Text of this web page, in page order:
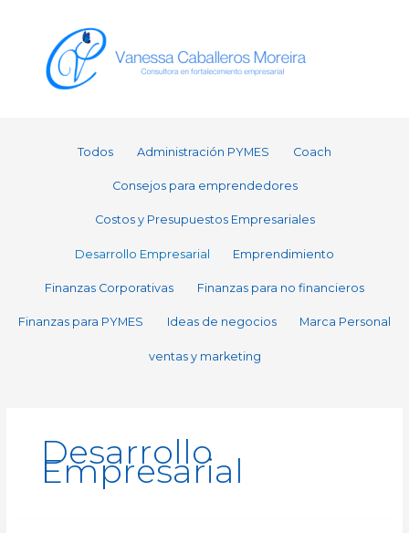
contenido
Todos Administración PYMES Coach
Consejos para emprendedores
Costos y Presupuestos Empresariales
Desarrollo Empresarial Emprendimiento
Finanzas Corporativas Finanzas para no financieros
Finanzas para PYMES Ideas de negocios Marca Personal
ventas y marketing
Desarrollo
Empresarial